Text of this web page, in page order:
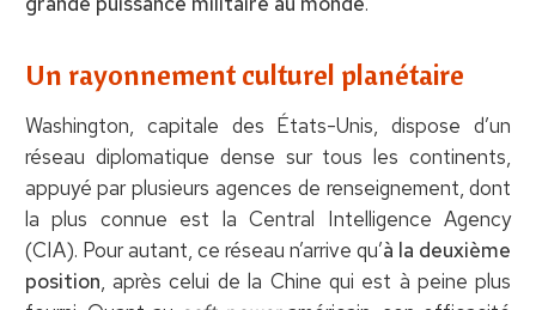
Un rayonnement culturel planétaire
Washington, capitale des États-Unis, dispose d’un
réseau diplomatique dense sur tous les continents,
appuyé par plusieurs agences de renseignement, dont
la plus connue est la Central Intelligence Agency
(CIA). Pour autant, ce réseau n’arrive qu’à la deuxième
position, après celui de la Chine qui est à peine plus